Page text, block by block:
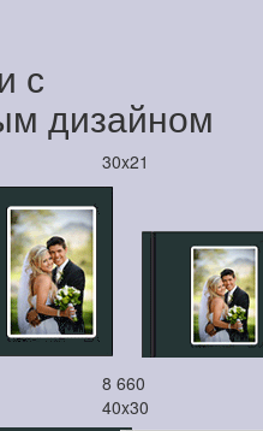
с
дизайном
30x21
8 660
40x30